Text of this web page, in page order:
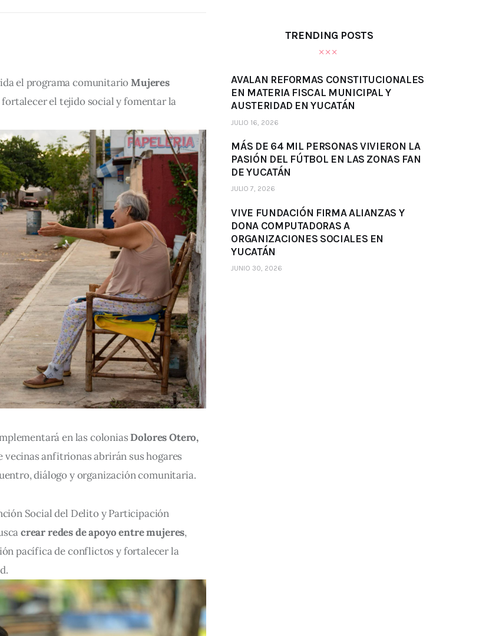
el programa comunitario Mujeres
fortalecer el tejido social y fomentar la
en las colonias Dolores Otero,
vecinas anfitrionas abrirán sus hogares
diálogo y organización comunitaria.
Social del Delito y Participación
crear redes de apoyo entre mujeres,
pacífica de conflictos y fortalecer la
TRENDING POSTS
AVALAN REFORMAS CONSTITUCIONALES
EN MATERIA FISCAL MUNICIPAL Y
AUSTERIDAD EN YUCATÁN
JULIO 16, 2026
MÁS DE 64 MIL PERSONAS VIVIERON LA
PASIÓN DEL FÚTBOL EN LAS ZONAS FAN
DE YUCATÁN
JULIO 7, 2026
VIVE FUNDACIÓN FIRMA ALIANZAS Y
DONA COMPUTADORAS A
ORGANIZACIONES SOCIALES EN
YUCATÁN
JUNIO 30, 2026